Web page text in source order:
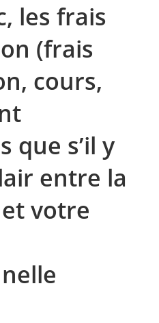
les frais
(frais
cours,
que s’il y
entre la
votre